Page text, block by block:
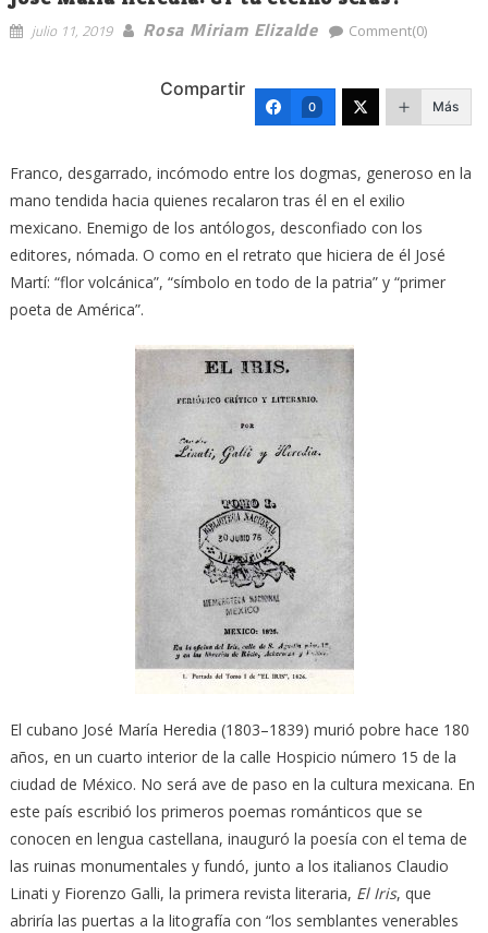
julio 11, 2019 Rosa Miriam Elizalde Comment(0)
Compartir
0 Más
Franco, desgarrado, incómodo entre los dogmas, generoso en la
mano tendida hacia quienes recalaron tras él en el exilio
mexicano. Enemigo de los antólogos, desconfiado con los
editores, nómada. O como en el retrato que hiciera de él José
Martí: “flor volcánica”, “símbolo en todo de la patria” y “primer
poeta de América”.
El cubano José María Heredia (1803–1839) murió pobre hace 180
años, en un cuarto interior de la calle Hospicio número 15 de la
ciudad de México. No será ave de paso en la cultura mexicana. En
este país escribió los primeros poemas románticos que se
conocen en lengua castellana, inauguró la poesía con el tema de
las ruinas monumentales y fundó, junto a los italianos Claudio
Linati y Fiorenzo Galli, la primera revista literaria, El Iris, que
abriría las puertas a la litografía con “los semblantes venerables